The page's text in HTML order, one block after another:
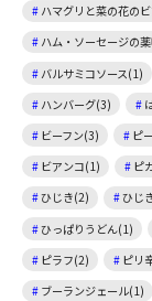
ハマグリと菜の花の
ハム・ソーセージの
バルサミコソース(1)
ハンバーグ(3)
ビーフン(3)
ピ
ビアンコ(1)
ピ
ひじき(2)
ひじ
ひっぱりうどん(1)
ピラフ(2)
ピリ
ブーランジェール(1)